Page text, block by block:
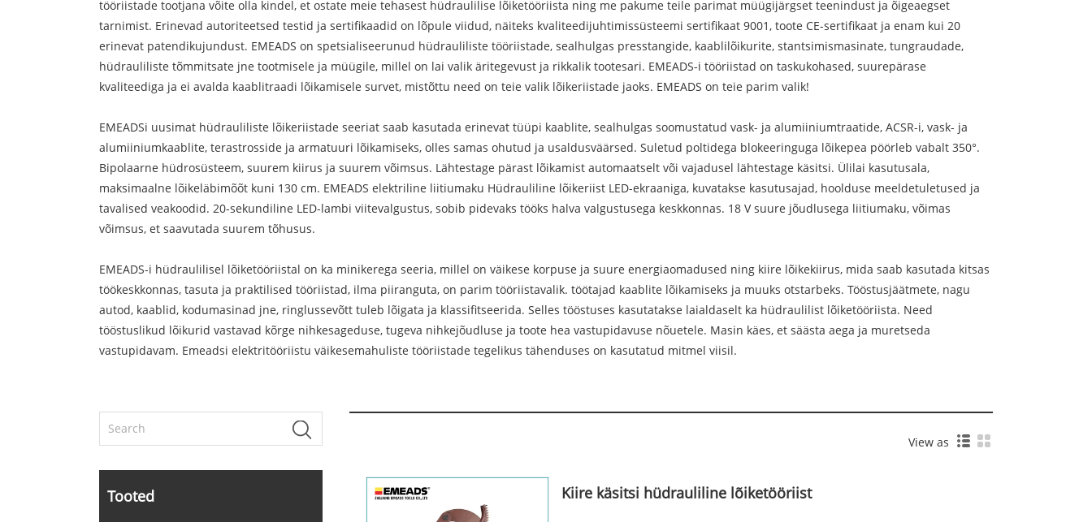
tööriistade tootjana võite olla kindel, et ostate meie tehasest hüdraulilise lõiketööriista ning me pakume teile parimat müügijärgset teenindust ja õigeaegset
tarnimist. Erinevad autoriteetsed testid ja sertifikaadid on lõpule viidud, näiteks kvaliteedijuhtimissüsteemi sertifikaat 9001, toote CE-sertifikaat ja enam kui 20
erinevat patendikujundust. EMEADS on spetsialiseerunud hüdrauliliste tööriistade, sealhulgas presstangide, kaablilõikurite, stantsimismasinate, tungraudade,
hüdrauliliste tõmmitsate jne tootmisele ja müügile, millel on lai valik äritegevust ja rikkalik tootesari. EMEADS-i tööriistad on taskukohased, suurepärase
kvaliteediga ja ei avalda kaablitraadi lõikamisele survet, mistõttu need on teie valik lõikeriistade jaoks. EMEADS on teie parim valik!
EMEADSi uusimat hüdrauliliste lõikeriistade seeriat saab kasutada erinevat tüüpi kaablite, sealhulgas soomustatud vask- ja alumiiniumtraatide, ACSR-i, vask- ja
alumiiniumkaablite, terastrosside ja armatuuri lõikamiseks, olles samas ohutud ja usaldusväärsed. Suletud poltidega blokeeringuga lõikepea pöörleb vabalt 350°.
Bipolaarne hüdrosüsteem, suurem kiirus ja suurem võimsus. Lähtestage pärast lõikamist automaatselt või vajadusel lähtestage käsitsi. Ülilai kasutusala,
maksimaalne lõikeläbimõõt kuni 130 cm. EMEADS elektriline liitiumaku Hüdrauliline lõikeriist LED-ekraaniga, kuvatakse kasutusajad, hoolduse meeldetuletused ja
tavalised veakoodid. 20-sekundiline LED-lambi viitevalgustus, sobib pidevaks tööks halva valgustusega keskkonnas. 18 V suure jõudlusega liitiumaku, võimas
võimsus, et saavutada suurem tõhusus.
EMEADS-i hüdraulilisel lõiketööriistal on ka minikerega seeria, millel on väikese korpuse ja suure energiaomadused ning kiire lõikekiirus, mida saab kasutada kitsas
töökeskkonnas, tasuta ja praktilised tööriistad, ilma piiranguta, on parim tööriistavalik. töötajad kaablite lõikamiseks ja muuks otstarbeks. Tööstusjäätmete, nagu
autod, kaablid, kodumasinad jne, ringlussevõtt tuleb lõigata ja klassifitseerida. Selles tööstuses kasutatakse laialdaselt ka hüdraulilist lõiketööriista. Need
tööstuslikud lõikurid vastavad kõrge nihkesageduse, tugeva nihkejõudluse ja toote hea vastupidavuse nõuetele. Masin käes, et säästa aega ja muretseda
vastupidavam. Emeadsi elektritööriistu väikesemahuliste tööriistade tegelikus tähenduses on kasutatud mitmel viisil.
Tooted
View as
Kiire käsitsi hüdrauliline lõiketööriist